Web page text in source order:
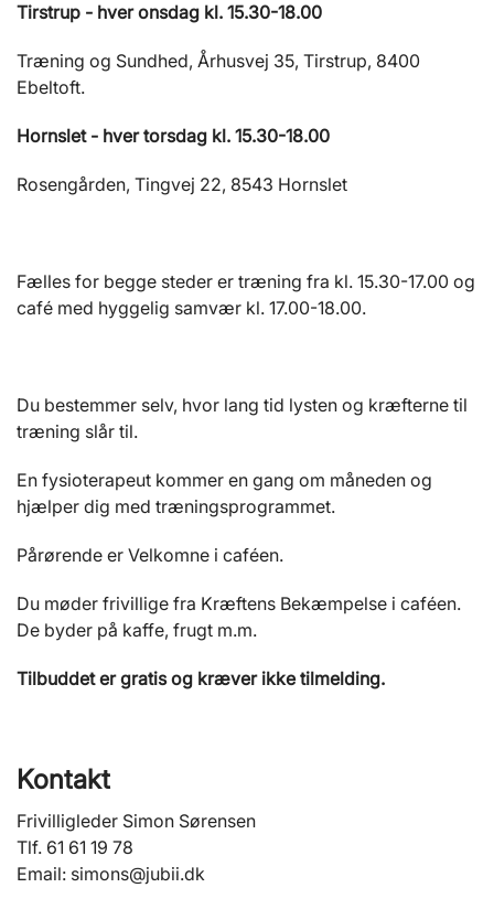
Tirstrup - hver onsdag kl. 15.30-18.00
Træning og Sundhed, Århusvej 35, Tirstrup, 8400
Ebeltoft.
Hornslet - hver torsdag kl. 15.30-18.00
Rosengården, Tingvej 22, 8543 Hornslet
Fælles for begge steder er træning fra kl. 15.30-17.00 og
café med hyggelig samvær kl. 17.00-18.00.
Du bestemmer selv, hvor lang tid lysten og kræfterne til
træning slår til.
En fysioterapeut kommer en gang om måneden og
hjælper dig med træningsprogrammet.
Pårørende er Velkomne i caféen.
Du møder frivillige fra Kræftens Bekæmpelse i caféen.
De byder på kaffe, frugt m.m.
Tilbuddet er gratis og kræver ikke tilmelding.
Kontakt
Frivilligleder Simon Sørensen
Tlf. 61 61 19 78
Email: simons@jubii.dk